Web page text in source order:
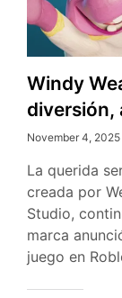
Windy
diversión,
November 4, 2025
La querida
creada por
Studio,
marca
juego en